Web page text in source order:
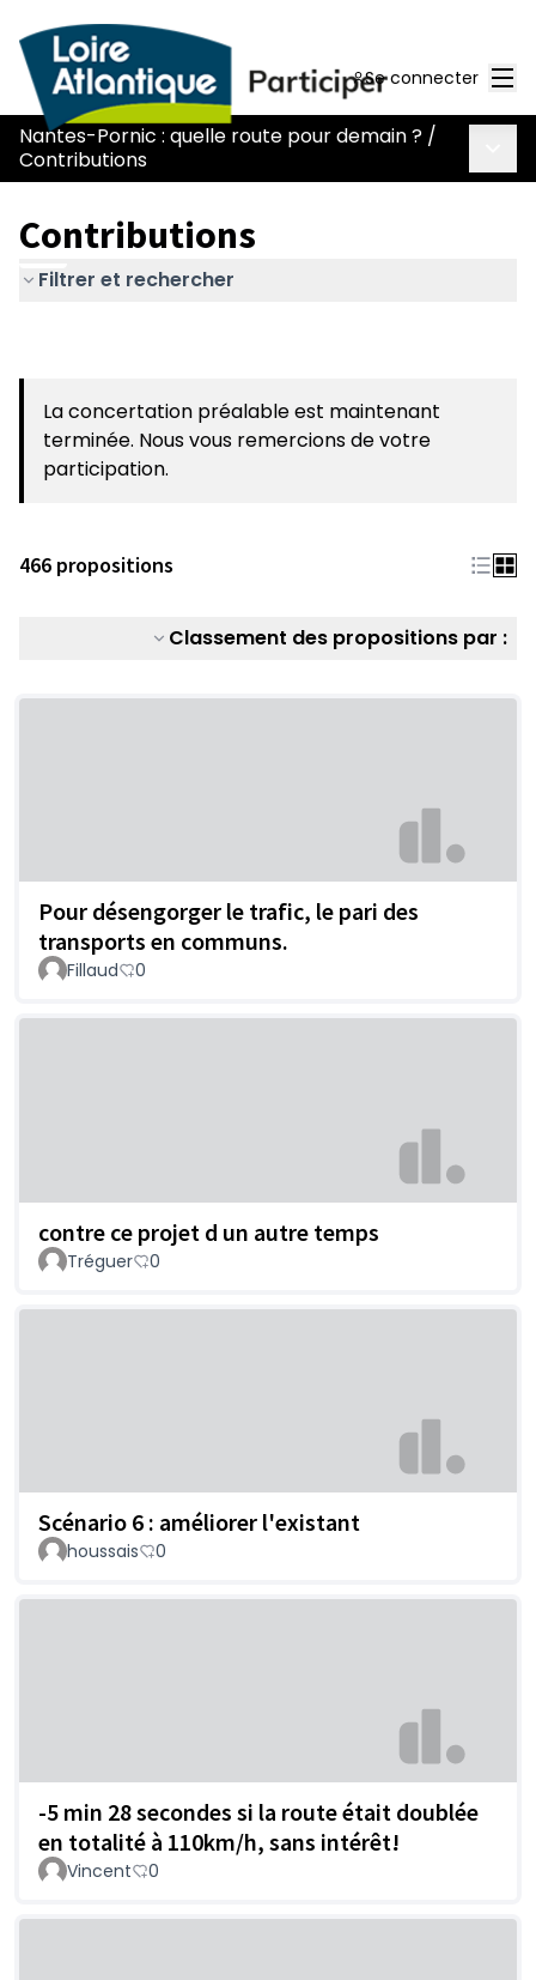
Se connecter
Nantes-Pornic : quelle route pour demain ? /
Contributions
Contributions
Filtrer et rechercher
La concertation préalable est maintenant
terminée. Nous vous remercions de votre
participation.
466 propositions
Classement des propositions par :
Pour désengorger le trafic, le pari des
transports en communs.
Fillaud 0
contre ce projet d un autre temps
Tréguer 0
Scénario 6 : améliorer l'existant
houssais 0
-5 min 28 secondes si la route était doublée
en totalité à 110km/h, sans intérêt!
Vincent 0